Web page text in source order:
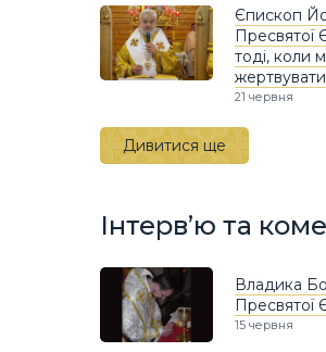
Єпископ
Пресвятої
тоді, коли
21 червня
Дивитися ще
Інтерв’ю та
Владика
Пресвятої
15 червня